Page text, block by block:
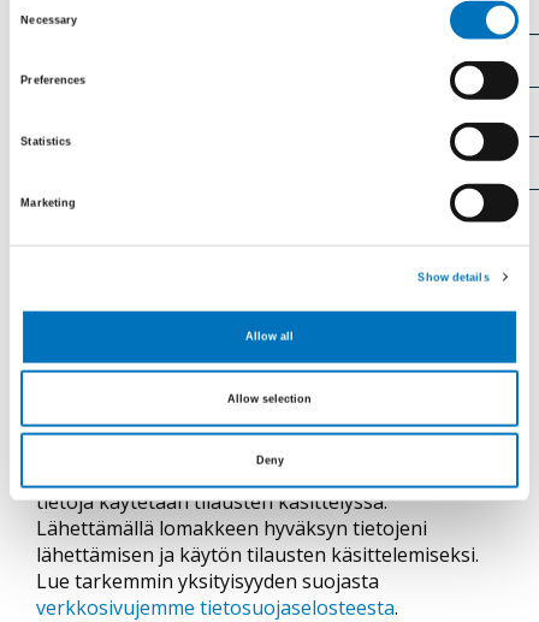
Necessary
Preferences
Statistics
Marketing
Show details
Allow all
Allow selection
Deny
Nimi
Postinumero
Puhelinnumero
Tällä lomakkeella kerättäviä henkilökohtaisia
tietoja käytetään tilausten käsittelyssä.
Lähettämällä lomakkeen hyväksyn tietojeni
lähettämisen ja käytön tilausten käsittelemiseksi.
Lue tarkemmin yksityisyyden suojasta
verkkosivujemme tietosuojaselosteesta.